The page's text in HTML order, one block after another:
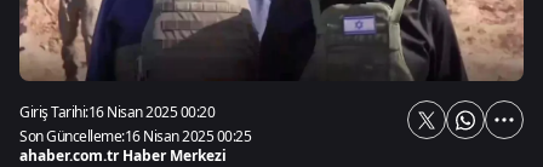
Giriş Tarihi:16 Nisan 2025 00:20
Son Güncelleme:16 Nisan 2025 00:25
ahaber.com.tr Haber Merkezi